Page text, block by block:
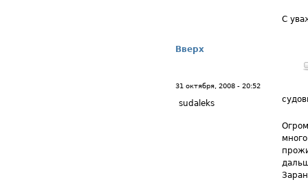
С
Вверх
31 октября, 2008 - 20:52
sudaleks